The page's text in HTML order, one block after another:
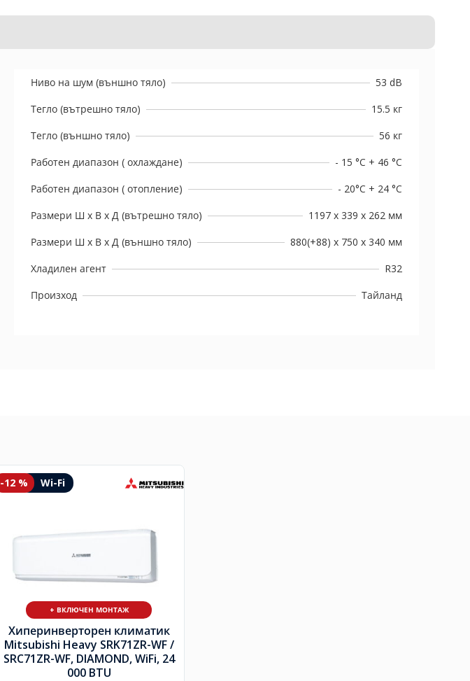
Ниво на шум (външно тяло)
53 dB
Тегло (вътрешно тяло)
15.5 кг
Тегло (външно тяло)
56 кг
Работен диапазон ( охлаждане)
- 15 °C + 46 °C
Работен диапазон ( отопление)
- 20°C + 24 °C
Размери Ш х В х Д (вътрешно тяло)
1197 х 339 х 262 мм
Размери Ш х В х Д (външно тяло)
880(+88) х 750 х 340 мм
Хладилен агент
R32
Произход
Тайланд
-12 % Wi-Fi
+ ВКЛЮЧЕН МОНТАЖ
Хиперинверторен климатик
Mitsubishi Heavy SRK71ZR-WF /
SRC71ZR-WF, DIAMOND, WiFi, 24
000 BTU